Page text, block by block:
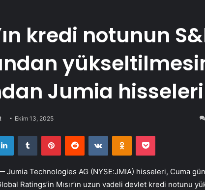
kredi notunun
Jumia
Ekim 13, 2025
LinkedInTumblr PinterestReddit VKontakteOdnoklassniki
Pocket
Jumia Technologies AG (NYSE:JMIA) hisseleri, Cuma
Ratings’in Mısır’ın uzun vadeli devlet kredi notunu